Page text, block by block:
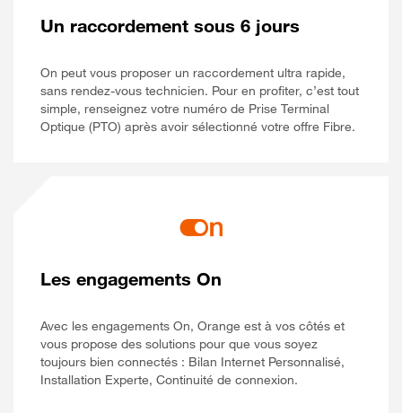
Un raccordement sous 6 jours
On peut vous proposer un raccordement ultra rapide,
sans rendez-vous technicien. Pour en profiter, c’est tout
simple, renseignez votre numéro de Prise Terminal
Optique (PTO) après avoir sélectionné votre offre Fibre.
Les engagements On
Avec les engagements On, Orange est à vos côtés et
vous propose des solutions pour que vous soyez
toujours bien connectés : Bilan Internet Personnalisé,
Installation Experte, Continuité de connexion.